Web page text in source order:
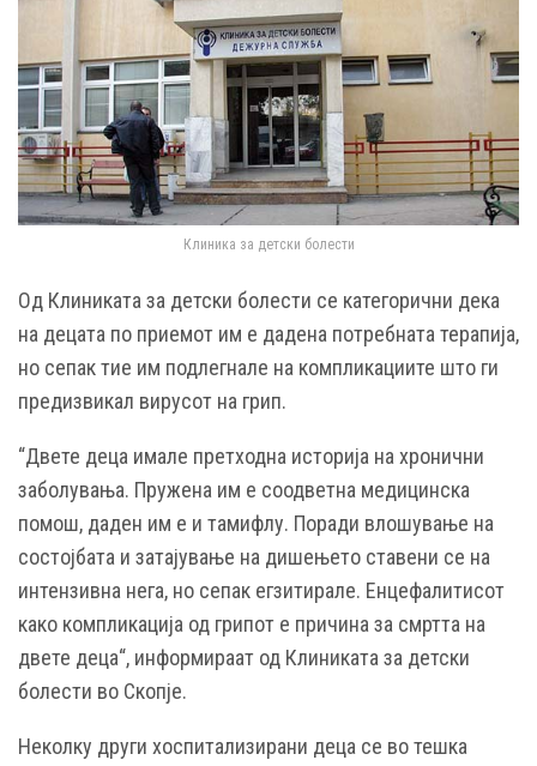
Клиника за детски болести
Од Клиниката за детски болести се категорични дека
на децата по приемот им е дадена потребната терапија,
но сепак тие им подлегнале на компликациите што ги
предизвикал вирусот на грип.
“Двете деца имале претходна историја на хронични
заболувања. Пружена им е соодветна медицинска
помош, даден им е и тамифлу. Поради влошување на
состојбата и затајување на дишењето ставени се на
интензивна нега, но сепак егзитирале. Енцефалитисот
како компликација од грипот е причина за смртта на
двете деца“, информираат од Клиниката за детски
болести во Скопје.
Неколку други хоспитализирани деца се во тешка